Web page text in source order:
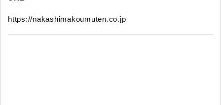
https://nakashimakoumuten.co.jp